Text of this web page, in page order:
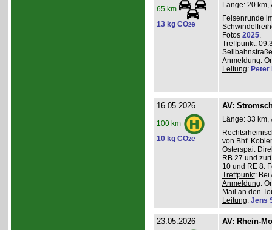
65 km
13 kg CO2e
Länge: 20 km,
Felsenrunde
Fotos 2025.
Treffpunkt:
Anmeldung:
Leitung: Peter
16.05.2026
100 km
10 kg CO2e
AV:
Länge: 33 km,
von Bhf.
Osterspai.
RB 27 und
10 und RE 8.
Treffpunkt: Bei
Anmeldung:
Mail an den
Leitung: Jens
23.05.2026 AV: Rhein-